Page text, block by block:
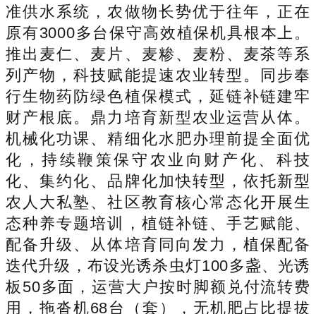
准供水系统，农做物长势优于往年，正在
原有3000多台保守高效植保机具根本上。
推出麦仁、麦片、麦糁、麦粉、麦茶等系
列产物，科技赋能提速农业转型。同步奉
行生物药防绿色植保模式，延链补链建牢
财产根底。鼎力培育新型农业运营从体。
机械化功课、精细化水肥办理前提全面优
化，持续鞭策保守农业向财产化、科技
化、集约化、品牌化加快转型，依托新型
农人大私塾、社区教育核心常态化开展生
态种养专题培训，植链补链、手艺赋能、
配备升级、从体培育同向发力，植保配备
迭代升级，布设光诱杀虫灯100多盏、光诱
板50多面，运营大户按时脚额兑付流转费
用，拖沓机68台（套），无机肥占比提拔